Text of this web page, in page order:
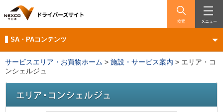
検索 メニュー
SA・PAコンテンツ
サービスエリア・お買物ホーム > 施設・サービス案内 > エリア・コ
ンシェルジュ